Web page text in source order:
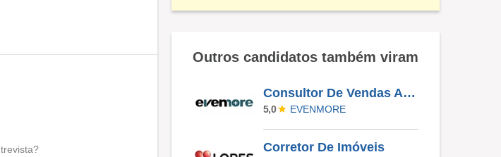
Outros candidatos também viram
Consultor De Vendas Autônomo.
5,0 EVENMORE
Corretor De Imóveis